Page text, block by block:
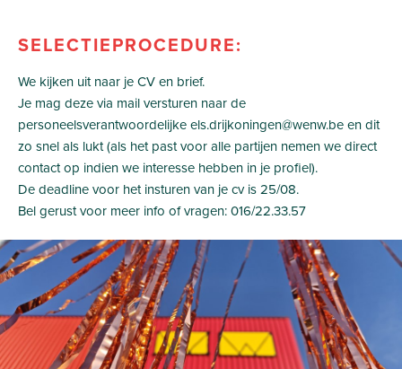
SELECTIEPROCEDURE:
We kijken uit naar je CV en brief.
Je mag deze via mail versturen naar de
personeelsverantwoordelijke els.drijkoningen@wenw.be en dit
zo snel als lukt (als het past voor alle partijen nemen we direct
contact op indien we interesse hebben in je profiel).
De deadline voor het insturen van je cv is 25/08.
Bel gerust voor meer info of vragen: 016/22.33.57